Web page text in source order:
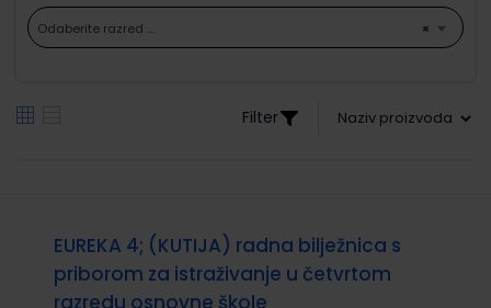
×
Odaberite razred ...
Filter
EUREKA 4; (KUTIJA) radna bilježnica s
priborom za istraživanje u četvrtom
razredu osnovne škole